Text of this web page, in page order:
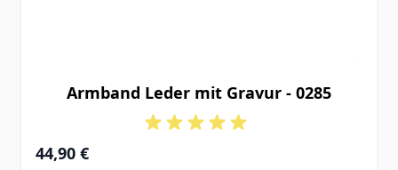
Armband Leder mit Gravur - 0285
44,90 €